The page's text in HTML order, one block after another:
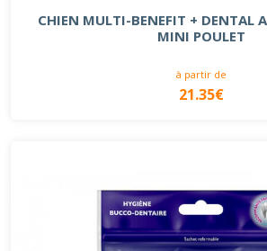
CHIEN MULTI-BENEFIT + DENTAL
MINI POULET
à partir de
21.35€